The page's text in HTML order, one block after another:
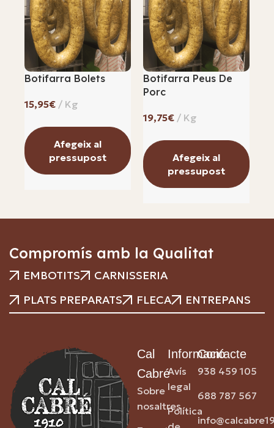
Botifarra Bolets
€
Afegeix al
pressupost
Botifarra Peus De
Porc
€
Afegeix al
pressupost
Compromís amb la Qualitat
EMBOTITS
CARNISSERIA
PLATS PREPARATS
FLECA ENTREPANS
Cal
Cabré
Sobre
nosaltres
Informació
Avís
legal
Política
Contacte
938 459 105
688 787 567